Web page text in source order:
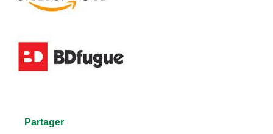
Partager